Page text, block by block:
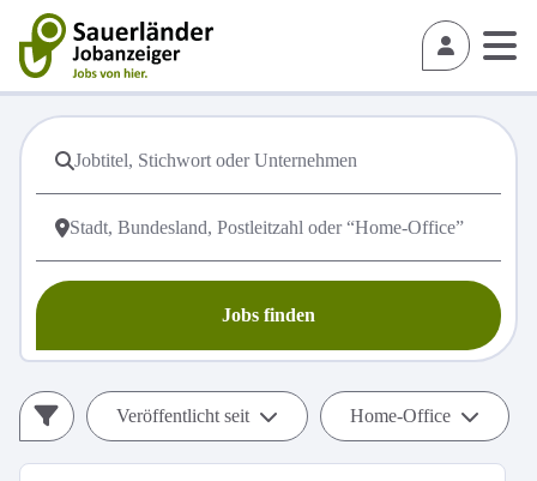
Jobs finden
Veröffentlicht seit Home-Office